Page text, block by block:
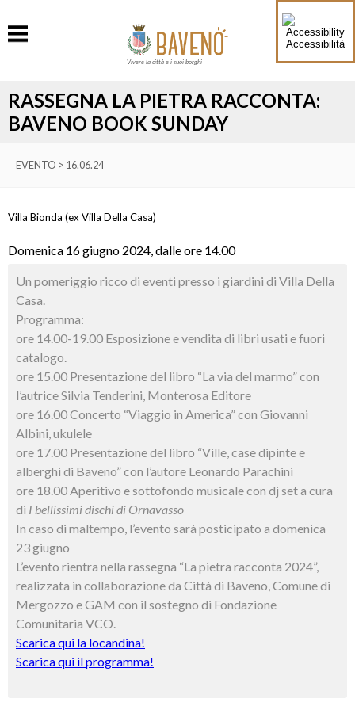
Accessibilità
Vivere la città e i suoi borghi
RASSEGNA LA PIETRA RACCONTA:
BAVENO BOOK SUNDAY
EVENTO > 16.06.24
Villa Bionda (ex Villa Della Casa)
Domenica 16 giugno 2024, dalle ore 14.00
Un pomeriggio ricco di eventi presso i giardini di Villa Della
Casa.
Programma:
ore 14.00-19.00 Esposizione e vendita di libri usati e fuori
catalogo.
ore 15.00 Presentazione del libro “La via del marmo” con
l’autrice Silvia Tenderini, Monterosa Editore
ore 16.00 Concerto “Viaggio in America” con Giovanni
Albini, ukulele
ore 17.00 Presentazione del libro “Ville, case dipinte e
alberghi di Baveno” con l’autore Leonardo Parachini
ore 18.00 Aperitivo e sottofondo musicale con dj set a cura
di I bellissimi dischi di Ornavasso
In caso di maltempo, l’evento sarà posticipato a domenica
23 giugno
L’evento rientra nella rassegna “La pietra racconta 2024”,
realizzata in collaborazione da Città di Baveno, Comune di
Mergozzo e GAM con il sostegno di Fondazione
Comunitaria VCO.
Scarica qui la locandina!
Scarica qui il programma!